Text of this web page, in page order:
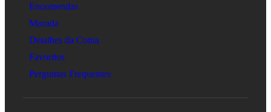
Encomendas
Morada
Detalhes da Conta
Favoritos
Perguntas Frequentes